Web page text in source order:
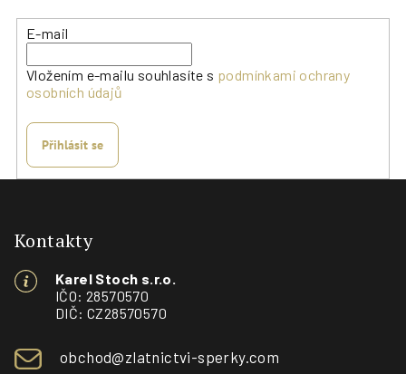
E-mail
Vložením e-mailu souhlasíte s podmínkami ochrany
osobních údajů
Přihlásit se
Kontakty
Karel Stoch s.r.o.
IČO: 28570570
DIČ: CZ28570570
obchod@zlatnictvi-sperky.com